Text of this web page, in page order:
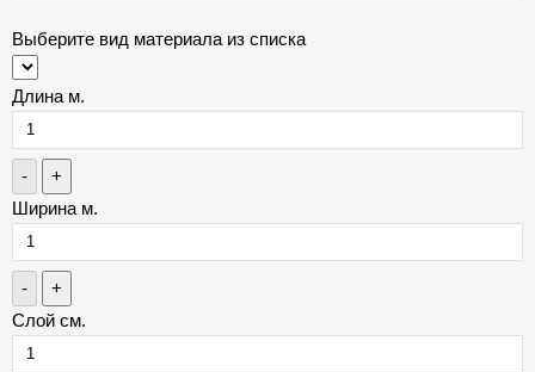
Выберите вид материала из списка
Длина м.
-
+
Ширина м.
-
+
Слой см.